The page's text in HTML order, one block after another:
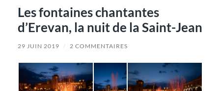
Les fontaines chantantes
d’Erevan, la nuit de la Saint-Jean
29 JUIN 2019 / 2 COMMENTAIRES